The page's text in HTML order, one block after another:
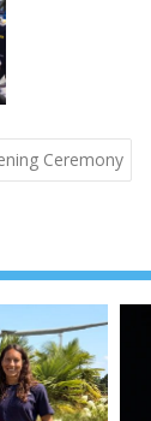
Ceremony